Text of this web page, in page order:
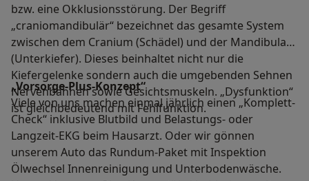
bzw. eine Okklusionsstörung. Der Begriff
„craniomandibulär“ bezeichnet das gesamte System
zwischen dem Cranium (Schädel) und der Mandibula
(Unterkiefer). Dieses beinhaltet nicht nur die
Kiefergelenke sondern auch die umgebenden Sehnen
Nervenbahnen sowie Gesichtsmuskeln. „Dysfunktion“
ist gleichbedeutend mit Fehlfunktion.
„Vorsorge-Plus-Konzept“
Viele von uns machen einmal jährlich einen „Komplett-
Check“ inklusive Blutbild und Belastungs- oder
Langzeit-EKG beim Hausarzt. Oder wir gönnen
unserem Auto das Rundum-Paket mit Inspektion
Ölwechsel Innenreinigung und Unterbodenwäsche.